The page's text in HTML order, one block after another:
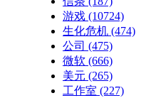
游戏 (10724)
生化危机 (474)
公司 (475)
微软 (666)
美元 (265)
工作室 (227)